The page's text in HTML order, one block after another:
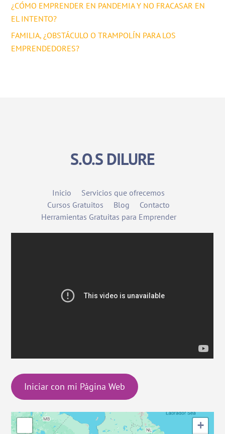
¿CÓMO EMPRENDER EN PANDEMIA Y NO FRACASAR EN
EL INTENTO?
FAMILIA, ¿OBSTÁCULO O TRAMPOLÍN PARA LOS
EMPRENDEDORES?
S.O.S DILURE
Inicio
Servicios que ofrecemos
Cursos Gratuitos
Blog
Contacto
Herramientas Gratuitas para Emprender
Iniciar con mi Página Web
+